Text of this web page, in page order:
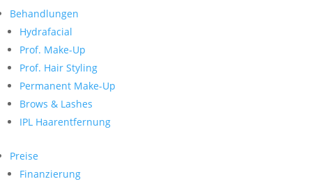
Behandlungen
Hydrafacial
Prof. Make-Up
Prof. Hair Styling
Permanent Make-Up
Brows & Lashes
IPL Haarentfernung
Preise
Finanzierung
nach:
Neueste Kommentare
Archiv
Kategorien
Keine Kategorien
Meta
Anmelden
Feed der Einträge
WordPress.org
Search